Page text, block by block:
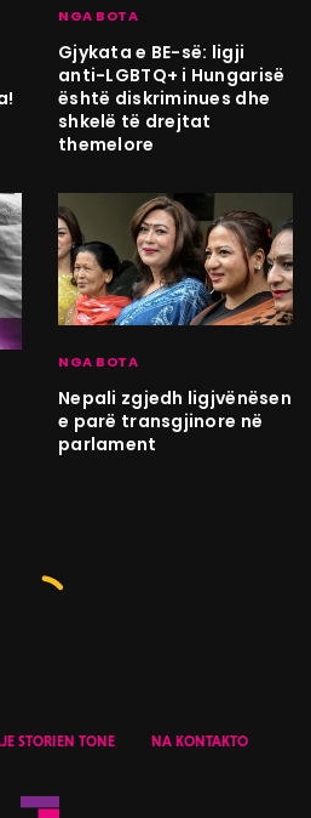
NGA BOTA
Gjykata e BE-së: ligji
anti-LGBTQ+ i Hungarisë
është diskriminues dhe
shkelë të drejtat
themelore
NGA BOTA
Nepali zgjedh ligjvënësen
e parë transgjinore në
parlament
STORIEN TONE NA KONTAKTO